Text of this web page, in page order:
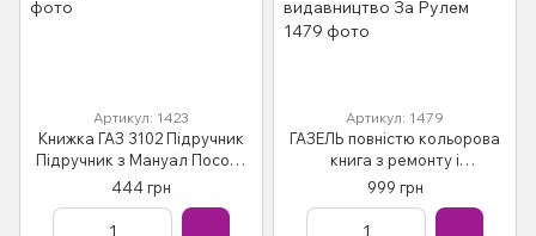
Артикул: 1423
Книжка ГАЗ 3102 Підручник
Підручник з Мануал Пособії
По Ремонту Експлуатації
електричних схем
444 грн
Артикул: 1479
ГАЗЕЛЬ повністю кольорова
книга з ремонту і
експлуатації в фотографіях
+ електросхеми
видавництво За Рулем
999 грн